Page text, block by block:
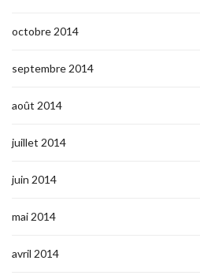
octobre 2014
septembre 2014
août 2014
juillet 2014
juin 2014
mai 2014
avril 2014